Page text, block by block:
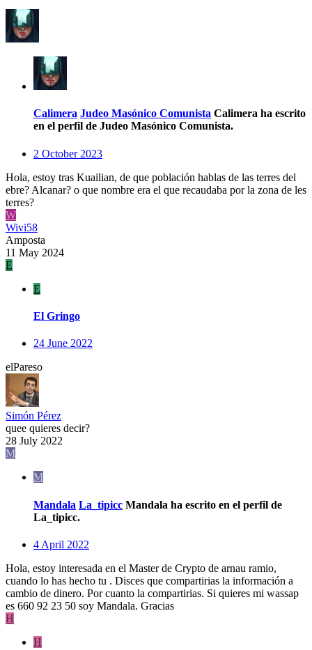
Calimera Judeo Masónico Comunista Calimera ha escrito
en el perfil de Judeo Masónico Comunista.
2 October 2023
Hola, estoy tras Kuailian, de que población hablas de las terres del
ebre? Alcanar? o que nombre era el que recaudaba por la zona de les
terres?
W
Wivi58
Amposta
11 May 2024
E
E
El Gringo
24 June 2022
elPareso
Simón Pérez
quee quieres decir?
28 July 2022
M
M
Mandala La_tipicc Mandala ha escrito en el perfil de
La_tipicc.
4 April 2022
Hola, estoy interesada en el Master de Crypto de arnau ramio,
cuando lo has hecho tu . Disces que compartirias la información a
cambio de dinero. Por cuanto la compartirias. Si quieres mi wassap
es 660 92 23 50 soy Mandala. Gracias
H
H